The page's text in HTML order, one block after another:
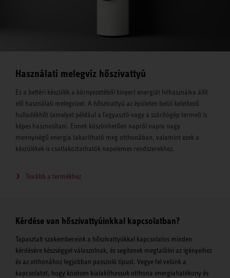
Használati melegvíz hőszivattyú
Ez a beltéri készülék a környezetéből kinyert energiát felhasználva állít
elő használati melegvizet. A hőszivattyú az épületen belül keletkező
hulladékhőt (amelyet például a fagyasztó vagy a szárítógép termel) is
képes hasznosítani. Ennek köszönhetően napról napra nagy
mennyiségű energia takarítható meg otthonában, valamint ezek a
készülékek is csatlakoztathatók napelemes rendszerekhez.
Tovább a termékhez
Kérdése van hőszivattyúinkkal kapcsolatban?
Tapasztalt szakembereink a hőszivattyúkkal kapcsolatos minden
kérdésére készséggel válaszolnak, és segítenek megtalálni az igényeihez
és az otthonához legjobban passzoló típust. Vegye fel velünk a
kapcsolatot, hogy közösen kialakíthassuk otthona energiahatékony és